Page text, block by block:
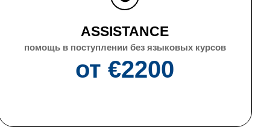
ASSISTANCE
помощь в поступлении без языковых курсов
от €2200